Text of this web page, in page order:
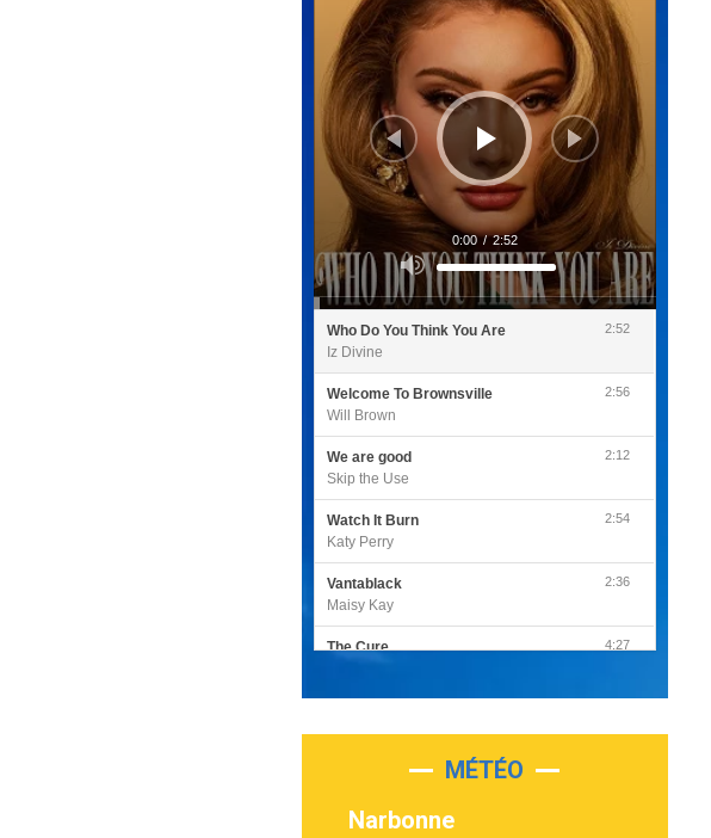
Utilisez
les
flèches
haut/bas
augmenter
le
volume.
0:00 / 2:52
Who Do You Think You Are
Iz Divine
2:52
Welcome To Brownsville
Will Brown
2:56
We are good
Skip the Use
2:12
Watch It Burn
Katy Perry
2:54
Vantablack
Maisy Kay
2:36
The Cure
4:27
Luke Combs
Second Chance
MÉTÉO
Narbonne